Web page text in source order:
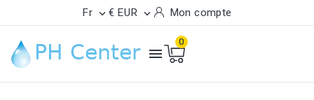
Fr  € EUR  Mon compte

0